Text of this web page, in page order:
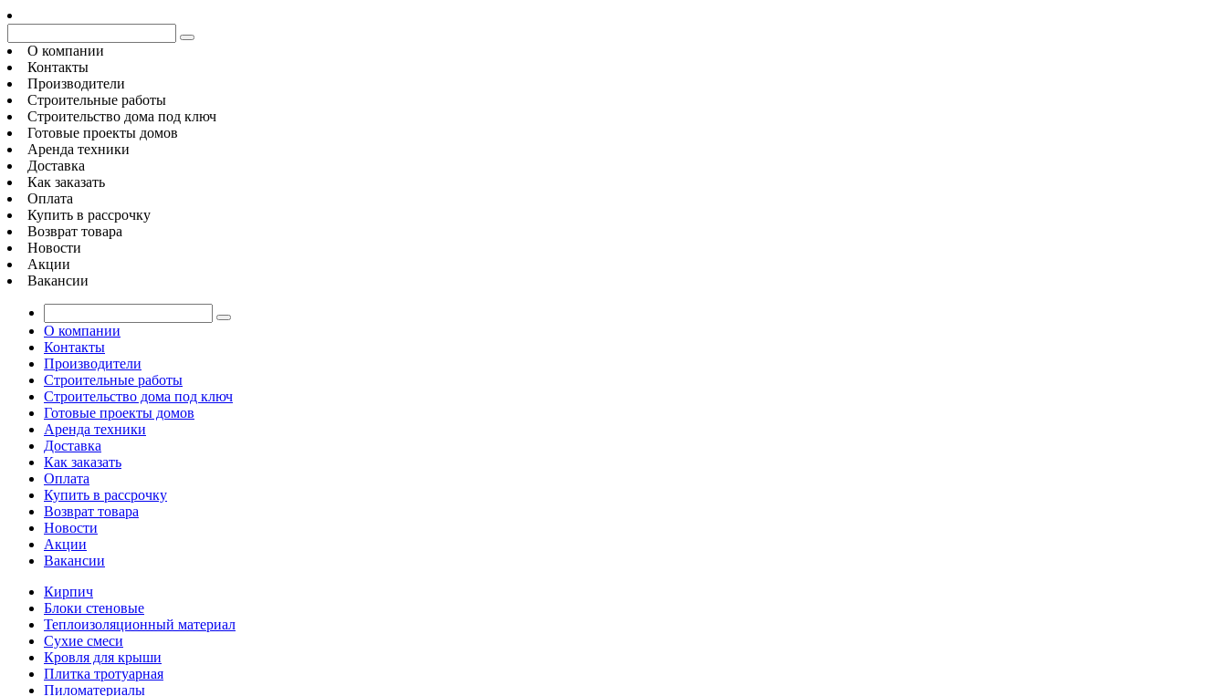
О компании
Контакты
Производители
Строительные работы
Строительство дома под ключ
Готовые проекты домов
Аренда техники
Доставка
Как заказать
Оплата
Купить в рассрочку
Возврат товара
Новости
Акции
Вакансии
О компании
Контакты
Производители
Строительные работы
Строительство дома под ключ
Готовые проекты домов
Аренда техники
Доставка
Как заказать
Оплата
Купить в рассрочку
Возврат товара
Новости
Акции
Вакансии
Кирпич
Блоки стеновые
Теплоизоляционный материал
Сухие смеси
Кровля для крыши
Плитка тротуарная
Пиломатериалы